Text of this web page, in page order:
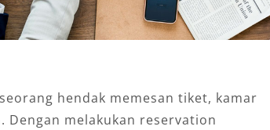
hendak memesan tiket, kamar
melakukan reservation